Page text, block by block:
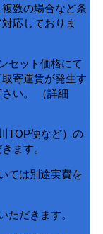
数の場合など条
応しておりま
セット価格にて
寄運賃が発生す
い。 （詳細
TOP便など）の
ます。
ては別途実費を
ただきます。